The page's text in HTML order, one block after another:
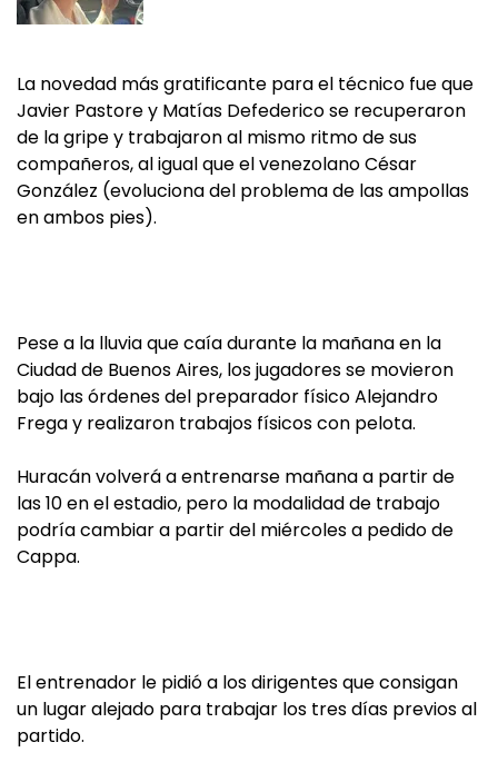
La novedad más gratificante para el técnico fue que
Javier Pastore y Matías Defederico se recuperaron
de la gripe y trabajaron al mismo ritmo de sus
compañeros, al igual que el venezolano César
González (evoluciona del problema de las ampollas
en ambos pies).
Pese a la lluvia que caía durante la mañana en la
Ciudad de Buenos Aires, los jugadores se movieron
bajo las órdenes del preparador físico Alejandro
Frega y realizaron trabajos físicos con pelota.
Huracán volverá a entrenarse mañana a partir de
las 10 en el estadio, pero la modalidad de trabajo
podría cambiar a partir del miércoles a pedido de
Cappa.
El entrenador le pidió a los dirigentes que consigan
un lugar alejado para trabajar los tres días previos al
partido.